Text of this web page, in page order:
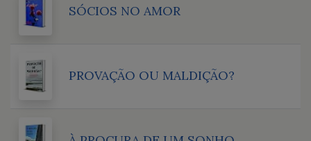
SÓCIOS NO AMOR
PROVAÇÃO OU MALDIÇÃO?